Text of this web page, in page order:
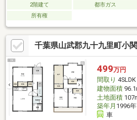
2階建て 都市ガス
所有権
千葉県山武郡九十九里町小
499万円
間取り 4SLDK
建物面積
土地面積
築年月 1996
車